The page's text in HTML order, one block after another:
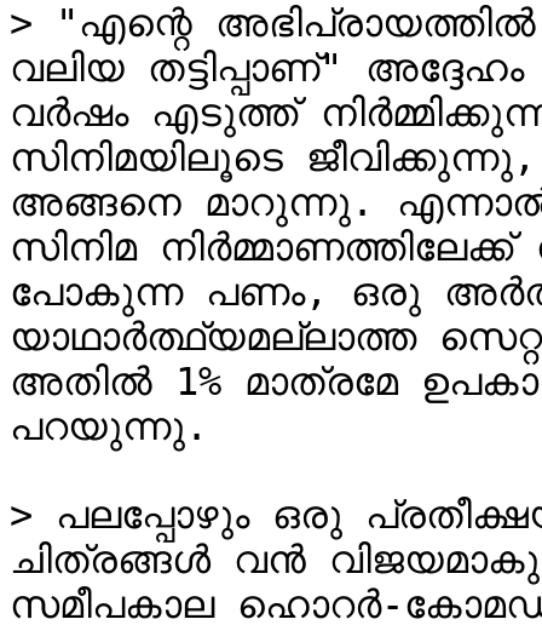
> "എന്റെ
വലിയ തട്ടിപ്പാണ്"
വർഷം എടുത്ത്
സിനിമയിലൂടെ
അങ്ങനെ മാറുന്നു.
സിനിമ
പോകുന്ന പണം, ഒരു
യാഥാർത്ഥ്യമല്ലാത്ത
അതിൽ 1% മാത്രമേ
പറയുന്നു.
> പലപ്പോഴും ഒരു
ചിത്രങ്ങള്‍ വന്‍
സമീപകാല ഹൊറർ-